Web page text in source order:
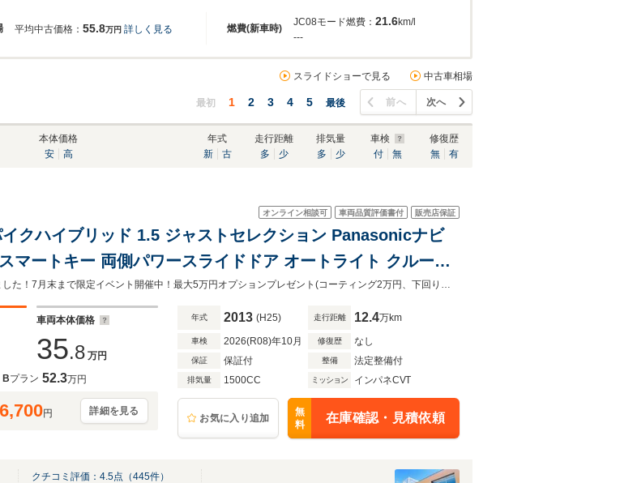
燃費(新車時)
平均中古価格： 55.8万円 詳しく見る
JC08モード燃費： 21.6km/l
---
スライドショーで見る 中古車相場
最初 1 2 3 4 5 最後 前へ 次へ
本体価格
安
高
年式
新
古
走行距離
多
少
排気量
多
少
車検
付
無
修復歴
無
有
オンライン相談可 車両品質評価書付 販売店保証
クハイブリッド 1.5 ジャストセレクション Panasonicナビ
マートキー 両側パワースライドドア オートライト クルーズ
ETC 横滑り防止
全車価格見直し行いました！7月末まで限定イベント開催中！最大5万円オプションプレゼント(コーティング2万円、下回り防錆１万円、各メンテナンスパック２万円）
車両本体価格
35.8 万円
Bプラン 52.3万円
6,700円 詳細を見る
年式 2013 (H25) 走行距離 12.4万km
車検 2026(R08)年10月 修復歴 なし
保証 保証付 整備 法定整備付
排気量 1500CC ミッション インパネCVT
お気に入り追加
無
料
在庫確認・見積依頼
クチコミ評価： 4.5点（445件）